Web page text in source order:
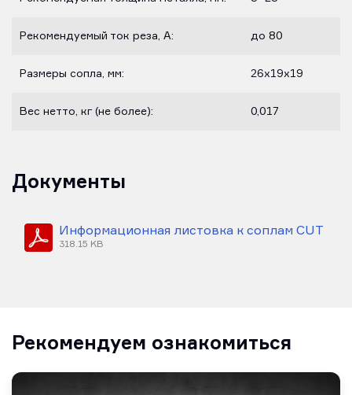
Рекомендуемый ток реза, А: до 80
Размеры сопла, мм: 26х19х19
Вес нетто, кг (не более): 0,017
Документы
Информационная листовка к соплам CUT
318.15 KB
Рекомендуем ознакомиться